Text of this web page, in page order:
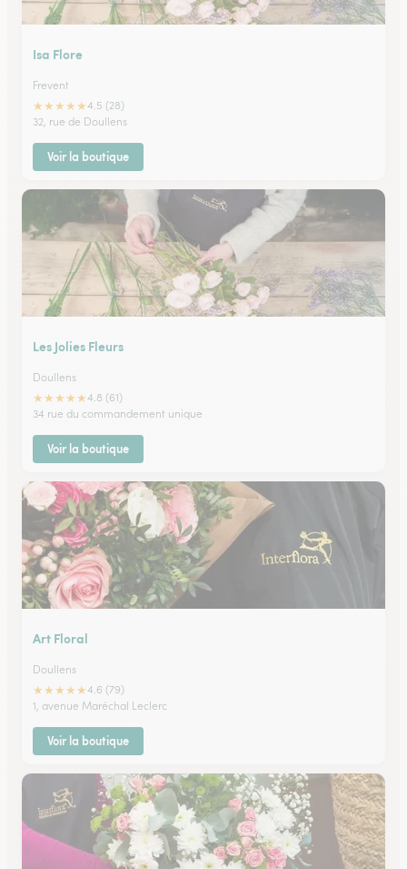
Isa Flore
Frevent
★★★★★4.5 (28)
32, rue de Doullens
Voir la boutique
Les Jolies Fleurs
Doullens
★★★★★4.8 (61)
34 rue du commandement unique
Voir la boutique
Art Floral
Doullens
★★★★★4.6 (79)
1, avenue Maréchal Leclerc
Voir la boutique